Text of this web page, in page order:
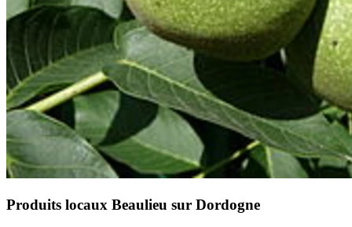
Produits locaux Beaulieu sur Dordogne